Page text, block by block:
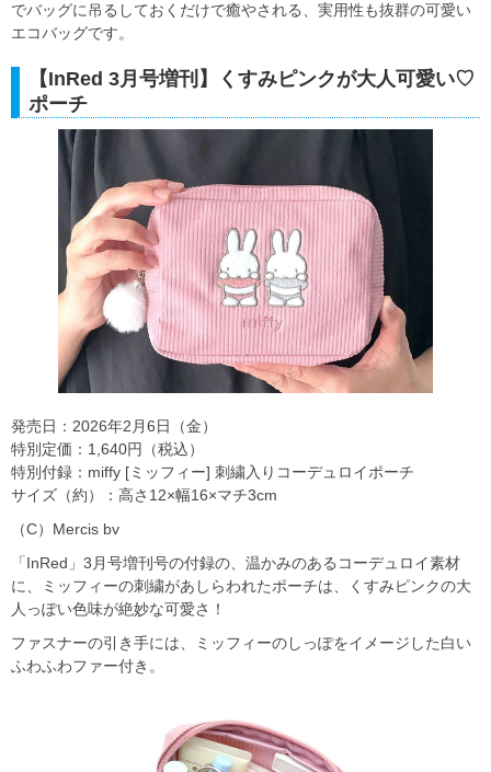
でバッグに吊るしておくだけで癒やされる、実用性も抜群の可愛い
エコバッグです。
【InRed 3月号増刊】くすみピンクが大人可愛い♡
ポーチ
発売日：2026年2月6日（金）
特別定価：1,640円（税込）
特別付録：miffy [ミッフィー] 刺繍入りコーデュロイポーチ
サイズ（約）：高さ12×幅16×マチ3cm
（C）Mercis bv
「InRed」3月号増刊号の付録の、温かみのあるコーデュロイ素材
に、ミッフィーの刺繍があしらわれたポーチは、くすみピンクの大
人っぽい色味が絶妙な可愛さ！
ファスナーの引き手には、ミッフィーのしっぽをイメージした白い
ふわふわファー付き。